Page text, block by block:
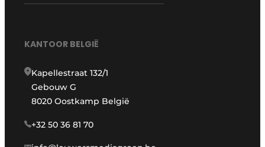
KANTOOR BELGIË
Kapellestraat 132/1
Gebouw G
8020 Oostkamp België
+32 50 36 81 70